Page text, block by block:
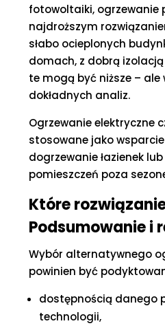
fotowoltaiki, ogrzewanie
najdroższym
słabo ocieplonych
domach, z dobrą
te mogą być niższe –
dokładnych analiz.
Ogrzewanie elektryczne
stosowane jako
dogrzewanie łazienek
pomieszczeń poza
Które
Podsumowanie i
Wybór alternatywnego
powinien być
dostępnością danego
technologii,